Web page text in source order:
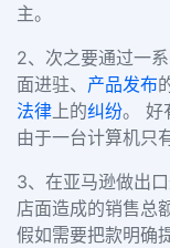
主。
2、次之要通过一
面进驻、 产品发布
法律上的纠纷。 好
由于一台计算机只
3、在亚马逊做出
店面造成的销售总
假如需要把款明确